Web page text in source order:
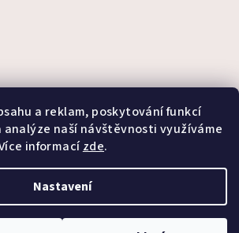
a reklam, poskytování funkcí
naší návštěvnosti využíváme
informacízde.
Nastavení
na Instagramu
nastavení cookies